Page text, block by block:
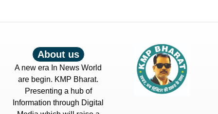
About us
A new era In News World
are begin. KMP Bharat.
Presenting a hub of
Information through Digital